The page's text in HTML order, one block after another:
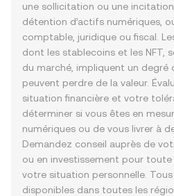
une sollicitation ou une
détention d’actifs numériques,
comptable, juridique ou fiscal.
dont les stablecoins et les NFT,
du marché, impliquent un degré
peuvent perdre de la valeur.
situation financière et votre
déterminer si vous êtes en
numériques ou de vous livrer à
Demandez conseil auprès de
ou en investissement pour
votre situation personnelle.
disponibles dans toutes les